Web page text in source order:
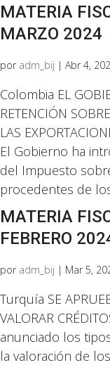
MATERIA
MARZO 2024
por adm_bij | Abr 4,
Colombia EL
RETENCIÓN
LAS
El Gobierno ha
del Impuesto
procedentes de
MATERIA
FEBRERO
por adm_bij | Mar 5,
Turquía SE
VALORAR
anunciado los
la valoración de